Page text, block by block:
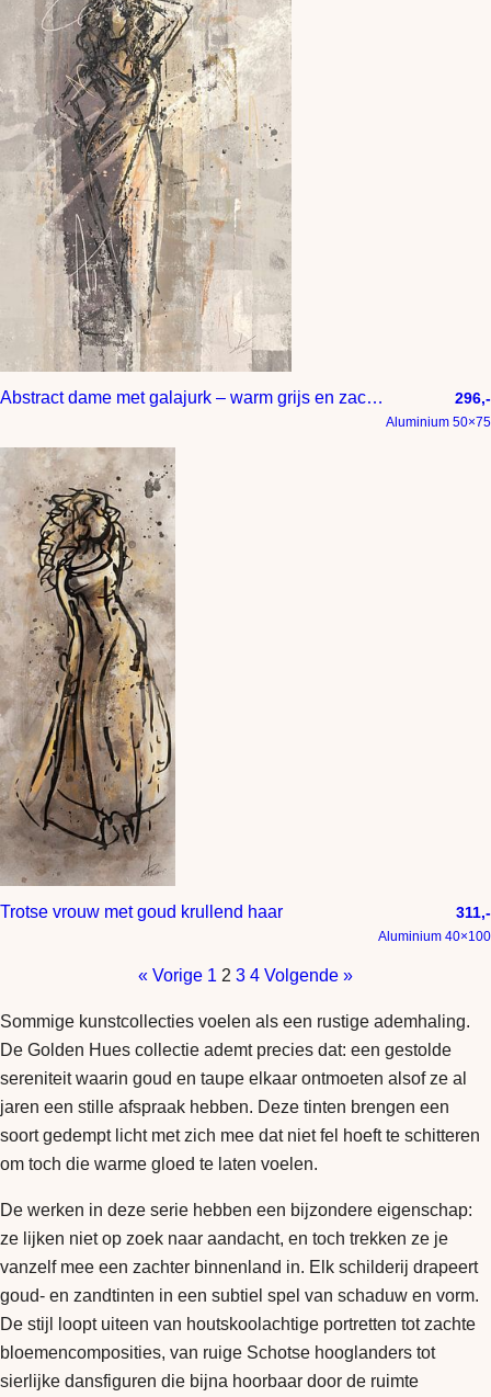
Abstract dame met galajurk – warm grijs en zacht geel 296,-
Aluminium 50×75
Trotse vrouw met goud krullend haar 311,-
Aluminium 40×100
« Vorige 1 2 3 4 Volgende »
Sommige kunstcollecties voelen als een rustige ademhaling.
De Golden Hues collectie ademt precies dat: een gestolde
sereniteit waarin goud en taupe elkaar ontmoeten alsof ze al
jaren een stille afspraak hebben. Deze tinten brengen een
soort gedempt licht met zich mee dat niet fel hoeft te schitteren
om toch die warme gloed te laten voelen.
De werken in deze serie hebben een bijzondere eigenschap:
ze lijken niet op zoek naar aandacht, en toch trekken ze je
vanzelf mee een zachter binnenland in. Elk schilderij drapeert
goud- en zandtinten in een subtiel spel van schaduw en vorm.
De stijl loopt uiteen van houtskoolachtige portretten tot zachte
bloemencomposities, van ruige Schotse hooglanders tot
sierlijke dansfiguren die bijna hoorbaar door de ruimte